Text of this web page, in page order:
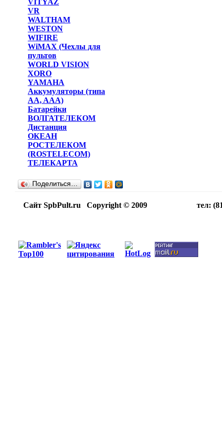
VITYAZ
VR
WALTHAM
WESTON
WIFIRE
WiMAX (Чехлы для
пультов
WORLD VISION
XORO
YAMAHA
Аккумуляторы (типа
AA, AAA)
Батарейки
ВОЛГАТЕЛЕКОМ
Дистанция
ОКЕАН
РОСТЕЛЕКОМ
(ROSTELECOM)
ТЕЛЕКАРТА
Поделиться…
Сайт SpbPult.ru Copyright © 2009 тел: